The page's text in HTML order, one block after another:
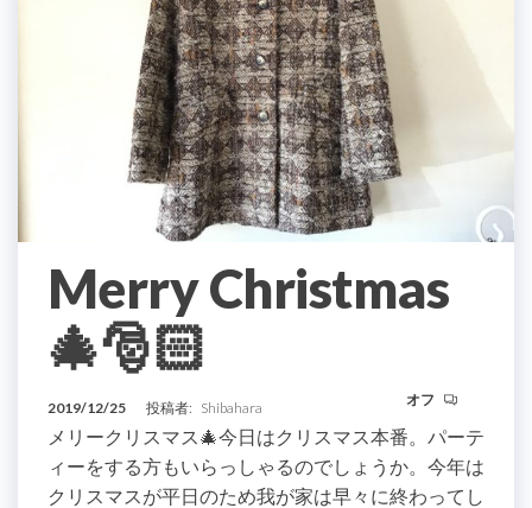
Merry Christmas
🎄🎅🏻
2019/12/25 投稿者: Shibahara オフ
メリークリスマス🎄今日はクリスマス本番。パーテ
ィーをする方もいらっしゃるのでしょうか。今年は
クリスマスが平日のため我が家は早々に終わってし